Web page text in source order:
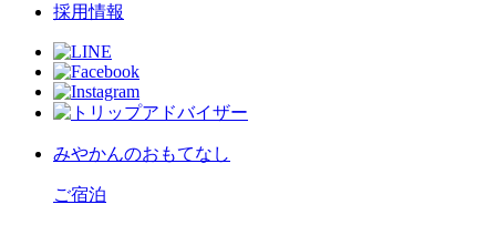
採用情報
みやかんのおもてなし
ご宿泊